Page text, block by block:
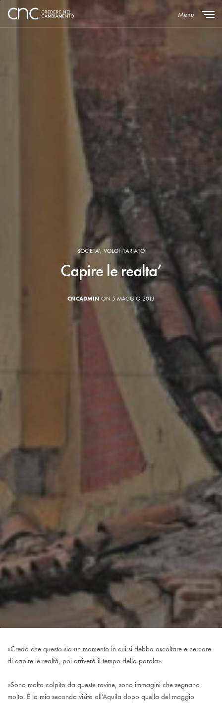
Menu
SOCIETA', VOLONTARIATO
Capire le realta’
CNCADMIN ON 5 MAGGIO 2013
«Credo che questo sia un momento in cui si debba ascoltare e cercare
di capire le realtà, poi arriverà il tempo della parola».
«Sono molto colpito da queste rovine, sono immagini che segnano
molto. È la mia seconda visita all’Aquila dopo quella del maggio